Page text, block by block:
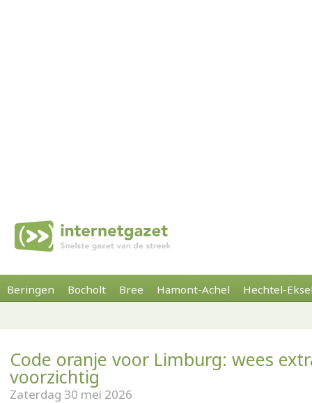
Beringen Bocholt Bree Hamont-Achel Hechtel-
Code oranje voor Limburg: wees
voorzichtig
Zaterdag 30 mei 2026